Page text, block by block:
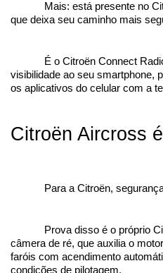
Mais: está presente no
que deixa seu caminho mais
É o Citroën Connect
visibilidade ao seu smartphone,
os aplicativos do celular com a
Citroën Aircross
Para a Citroën,
Prova disso é o próprio
câmera de ré, que auxilia o
faróis com acendimento
condições de pilotagem.